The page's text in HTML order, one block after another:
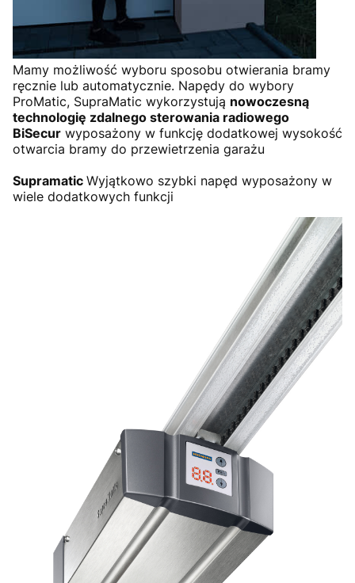
Mamy możliwość wyboru sposobu otwierania bramy
ręcznie lub automatycznie. Napędy do wybory
ProMatic, SupraMatic wykorzystują nowoczesną
technologię zdalnego sterowania radiowego
BiSecur wyposażony w funkcję dodatkowej wysokość
otwarcia bramy do przewietrzenia garażu
Supramatic Wyjątkowo szybki napęd wyposażony w
wiele dodatkowych funkcji